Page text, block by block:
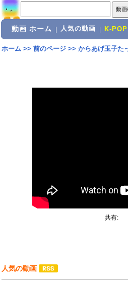
動画 ホーム 人気の動画 K-POP
ホーム>> 前のページ>> からあげ玉子た
共有:
人気の動画